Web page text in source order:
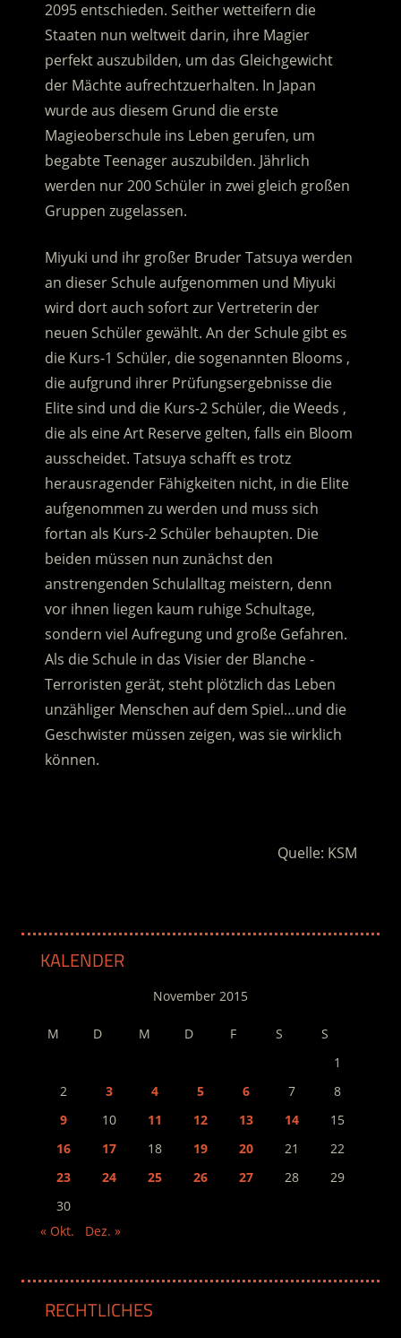
2095 entschieden. Seither wetteifern die
Staaten nun weltweit darin, ihre Magier
perfekt auszubilden, um das Gleichgewicht
der Mächte aufrechtzuerhalten. In Japan
wurde aus diesem Grund die erste
Magieoberschule ins Leben gerufen, um
begabte Teenager auszubilden. Jährlich
werden nur 200 Schüler in zwei gleich großen
Gruppen zugelassen.
Miyuki und ihr großer Bruder Tatsuya werden
an dieser Schule aufgenommen und Miyuki
wird dort auch sofort zur Vertreterin der
neuen Schüler gewählt. An der Schule gibt es
die Kurs-1 Schüler, die sogenannten Blooms ,
die aufgrund ihrer Prüfungsergebnisse die
Elite sind und die Kurs-2 Schüler, die Weeds ,
die als eine Art Reserve gelten, falls ein Bloom
ausscheidet. Tatsuya schafft es trotz
herausragender Fähigkeiten nicht, in die Elite
aufgenommen zu werden und muss sich
fortan als Kurs-2 Schüler behaupten. Die
beiden müssen nun zunächst den
anstrengenden Schulalltag meistern, denn
vor ihnen liegen kaum ruhige Schultage,
sondern viel Aufregung und große Gefahren.
Als die Schule in das Visier der Blanche -
Terroristen gerät, steht plötzlich das Leben
unzähliger Menschen auf dem Spiel…und die
Geschwister müssen zeigen, was sie wirklich
können.
Quelle: KSM
KALENDER
November 2015
M D M D F S
S
1
2
3 4 5 6 7
8
9
10 11 12 13 14
15
16
17 18 19 20 21
22
23
24 25 26 27 28
29
30
« Okt.
Dez. »
RECHTLICHES